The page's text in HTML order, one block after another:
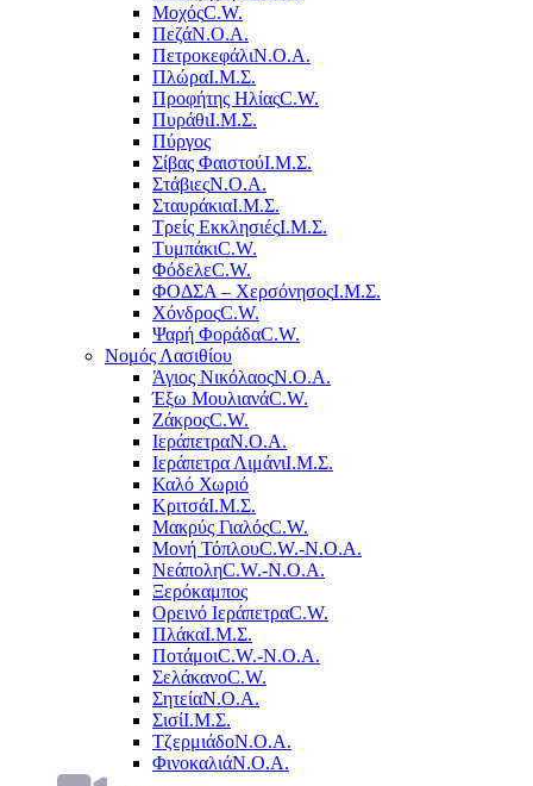
ΜοχόςC.W.
ΠεζάΝ.Ο.Α.
ΠετροκεφάλιΝ.Ο.Α.
ΠλώραΙ.Μ.Σ.
Προφήτης ΗλίαςC.W.
ΠυράθιΙ.Μ.Σ.
Πύργος
Σίβας ΦαιστούΙ.Μ.Σ.
ΣτάβιεςΝ.Ο.Α.
ΣταυράκιαΙ.Μ.Σ.
Τρείς ΕκκλησιέςΙ.Μ.Σ.
ΤυμπάκιC.W.
ΦόδελεC.W.
ΦΟΔΣΑ – ΧερσόνησοςΙ.Μ.Σ.
ΧόνδροςC.W.
Ψαρή ΦοράδαC.W.
Νομός Λασιθίου
Άγιος ΝικόλαοςΝ.Ο.Α.
Έξω ΜουλιανάC.W.
ΖάκροςC.W.
ΙεράπετραΝ.Ο.Α.
Ιεράπετρα ΛιμάνιΙ.Μ.Σ.
Καλό Χωριό
ΚριτσάΙ.Μ.Σ.
Μακρύς ΓιαλόςC.W.
Μονή ΤόπλουC.W.-Ν.Ο.Α.
ΝεάποληC.W.-Ν.Ο.Α.
Ξερόκαμπος
Ορεινό ΙεράπετραC.W.
ΠλάκαΙ.Μ.Σ.
ΠοτάμοιC.W.-Ν.Ο.Α.
ΣελάκανοC.W.
ΣητείαΝ.Ο.Α.
ΣισίΙ.Μ.Σ.
ΤζερμιάδοΝ.Ο.Α.
ΦινοκαλιάΝ.Ο.Α.